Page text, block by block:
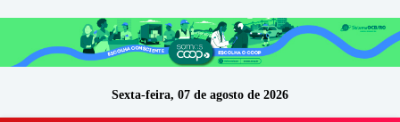
Sexta-feira, 07 de agosto de 2026